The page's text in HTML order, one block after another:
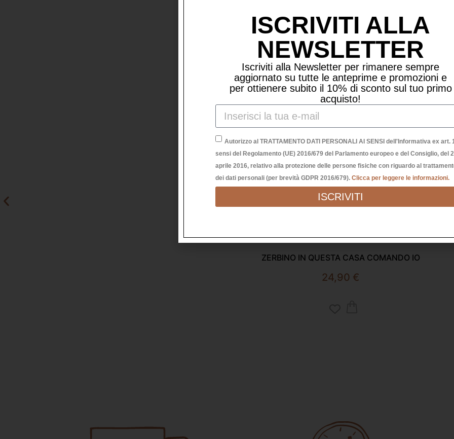
Prodotti Correlati
ZERBINO IN QUESTA CASA COMANDO IO
24,90 €
ISCRIVITI ALLA
NEWSLETTER
Iscriviti alla Newsletter per rimanere sempre
aggiornato su tutte le anteprime e promozioni e
per ottienere subito il 10% di sconto sul tuo primo
acquisto!
Autorizzo al TRATTAMENTO DATI PERSONALI AI SENSI dell'Informativa ex art.
sensi del Regolamento (UE) 2016/679 del Parlamento europeo e del Consiglio, del
aprile 2016, relativo alla protezione delle persone fisiche con riguardo al
dei dati personali (per brevità GDPR 2016/679). Clicca per leggere le informazioni.
ISCRIVITI